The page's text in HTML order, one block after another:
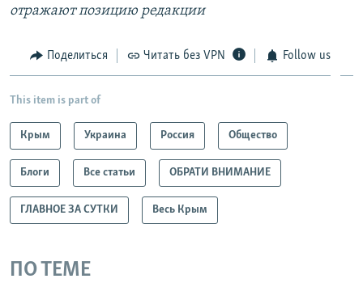
отражают позицию редакции
Поделиться Читать без VPN Follow us
This item is part of
Крым Украина Россия Общество
Блоги Все статьи ОБРАТИ ВНИМАНИЕ
ГЛАВНОЕ ЗА СУТКИ Весь Крым
ПО ТЕМЕ